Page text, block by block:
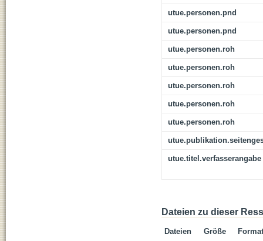
utue.personen.pnd
utue.personen.pnd
utue.personen.roh
utue.personen.roh
utue.personen.roh
utue.personen.roh
utue.personen.roh
utue.titel.verfasserangabe
Dateien zu dieser
Dateien Größe
Format